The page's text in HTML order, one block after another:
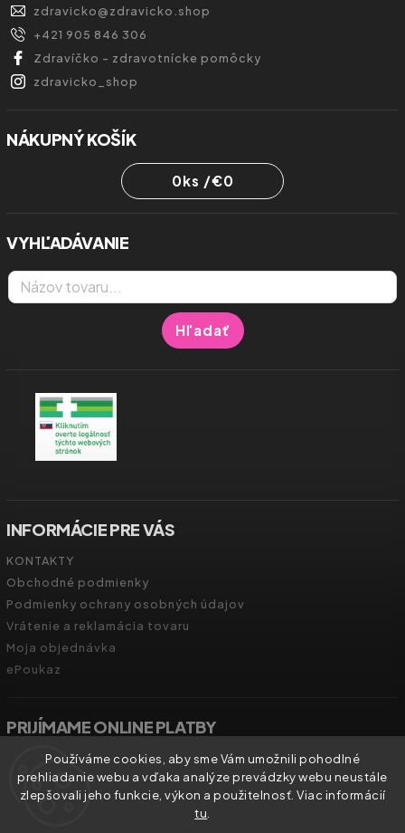
Používáme cookies, aby sme Vám umožnili pohodlné
prehliadanie webu a vďaka analýze prevádzky webu neustále
zlepšovali jeho funkcie, výkon a použitelnosť. Viac informácií
tu
zdravicko@zdravicko.shop
+421 905 846 306
Zdravíčko - zdravotnícke pomôcky
zdravicko_shop
NÁKUPNÝ KOŠÍK
0ks /€0
VYHĽADÁVANIE
Hľadať
INFORMÁCIE PRE VÁS
KONTAKTY
Obchodné podmienky
Podmienky ochrany osobných údajov
Vrátenie a reklamácia tovaru
Moja objednávka
ePoukaz
PRIJÍMAME ONLINE PLATBY